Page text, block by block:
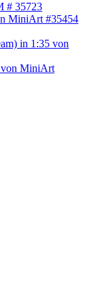
# 35723
MiniArt #35454
in 1:35 von
von MiniArt